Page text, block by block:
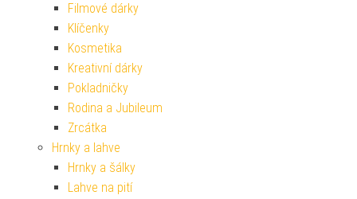
Filmové dárky
Klíčenky
Kosmetika
Kreativní dárky
Pokladničky
Rodina a Jubileum
Zrcátka
Hrnky a lahve
Hrnky a šálky
Lahve na pití